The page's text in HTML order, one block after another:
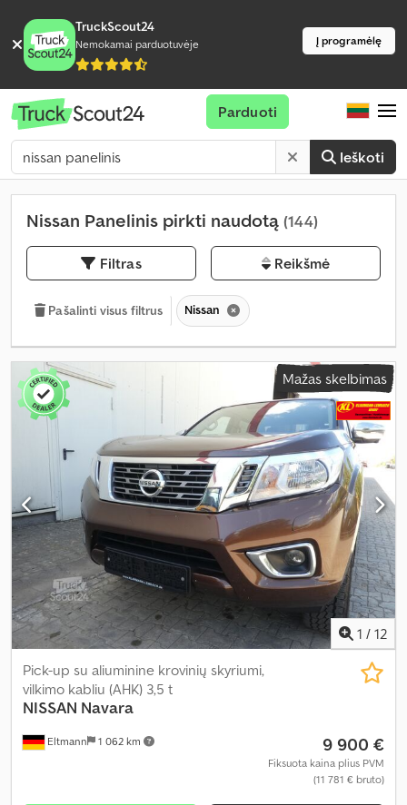
TruckScout24
Nemokamai parduotuvėje Į programėlę
Ieškoti
Parduoti
Nissan Panelinis pirkti naudotą (144)
Filtras Reikšmė
Pašalinti visus filtrus Nissan
Mažas skelbimas
1 / 12
Eltmann 1 062 km
Pick-up su aliuminine krovinių skyriumi,
vilkimo kabliu (AHK) 3,5 t
NISSAN Navara
9 900 €
Fiksuota kaina plius PVM
(11 781 € bruto)